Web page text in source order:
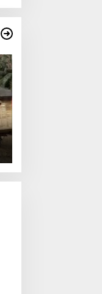
Tunas Muda FC
Final